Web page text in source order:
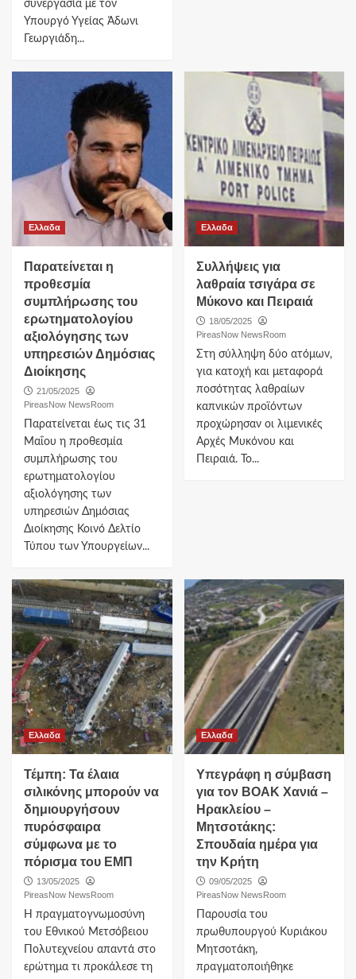
συνεργασία με τον
Υπουργό Υγείας Άδωνι
Γεωργιάδη...
Ελλαδα
Παρατείνεται η
προθεσμία
συμπλήρωσης του
ερωτηματολογίου
αξιολόγησης των
υπηρεσιών Δημόσιας
Διοίκησης
21/05/2025
PireasNow NewsRoom
Παρατείνεται έως τις 31
Μαΐου η προθεσμία
συμπλήρωσης του
ερωτηματολογίου
αξιολόγησης των
υπηρεσιών Δημόσιας
Διοίκησης Κοινό Δελτίο
Τύπου των Υπουργείων...
Ελλαδα
Συλλήψεις για
λαθραία τσιγάρα σε
Μύκονο και Πειραιά
18/05/2025
PireasNow NewsRoom
Στη σύλληψη δύο ατόμων,
για κατοχή και μεταφορά
ποσότητας λαθραίων
καπνικών προϊόντων
προχώρησαν οι λιμενικές
Αρχές Μυκόνου και
Πειραιά. Το...
Ελλαδα
Τέμπη: Τα έλαια
σιλικόνης μπορούν να
δημιουργήσουν
πυρόσφαιρα
σύμφωνα με το
πόρισμα του ΕΜΠ
13/05/2025
PireasNow NewsRoom
Η πραγματογνωμοσύνη
του Εθνικού Μετσόβειου
Πολυτεχνείου απαντά στο
ερώτημα τι προκάλεσε τη
Ελλαδα
Υπεγράφη η σύμβαση
για τον ΒΟΑΚ Χανιά –
Ηρακλείου –
Μητσοτάκης:
Σπουδαία ημέρα για
την Κρήτη
09/05/2025
PireasNow NewsRoom
Παρουσία του
πρωθυπουργού Κυριάκου
Μητσοτάκη,
πραγματοποιήθηκε